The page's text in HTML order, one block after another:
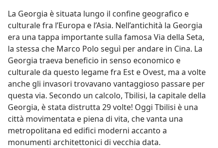
vele
La Georgia è situata lungo il confine geografico e
culturale fra l’Europa e l’Asia. Nell’antichità la Georgia
era una tappa importante sulla famosa Via della Seta,
la stessa che Marco Polo seguì per andare in Cina. La
Georgia traeva beneficio in senso economico e
culturale da questo legame fra Est e Ovest, ma a volte
anche gli invasori trovavano vantaggioso passare per
questa via. Secondo un calcolo, Tbilisi, la capitale della
Georgia, è stata distrutta 29 volte! Oggi Tbilisi è una
città movimentata e piena di vita, che vanta una
metropolitana ed edifici moderni accanto a
monumenti architettonici di vecchia data.